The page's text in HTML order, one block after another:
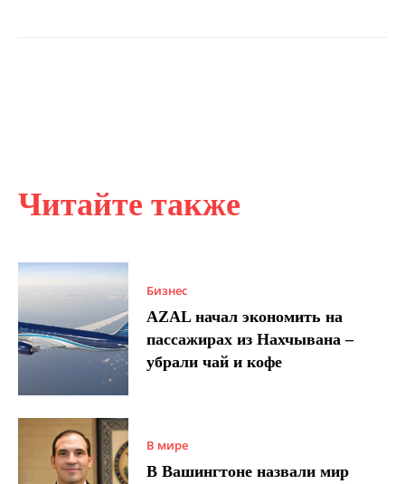
Читайте также
Бизнес
AZAL начал экономить на
пассажирах из Нахчывана –
убрали чай и кофе
В мире
В Вашингтоне назвали мир